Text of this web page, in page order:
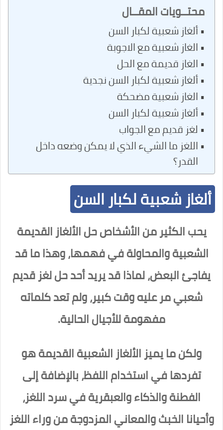
محتــويات المقــال
ألغاز شعبية لكبار السن
الغاز شعبية مع الاجوبة
الغاز قديمة مع الحل
ألغاز شعبية لكبار السن نجدية
الغاز شعبية مضحكة
ألغاز شعبية لكبار السن
لغز قديم مع الجواب
اللغز ما الشيء الذي لا يمكن وضعه داخل
القدر؟
ألغاز شعبية لكبار السن
يحب الكثير من الأشخاص حل الألغاز القديمة
الشعبية والمحاولة في فهمها، وهذا ما قد
يفاجئ البعض، لماذا قد يريد أحد حل لغز قديم
شعبي مر عليه وقت كبير، ولم تعد كلماته
مفهومة للأجيال الحالية.
ولكن ما يميز الألغاز الشعبية القديمة هو
تفردها في استخدام اللفظ، بالإضافة إلى
الفطنة والذكاء والعبقرية في سرد اللغز،
وأحيانا الخبث والمعاني المزدوجة من وراء اللغز